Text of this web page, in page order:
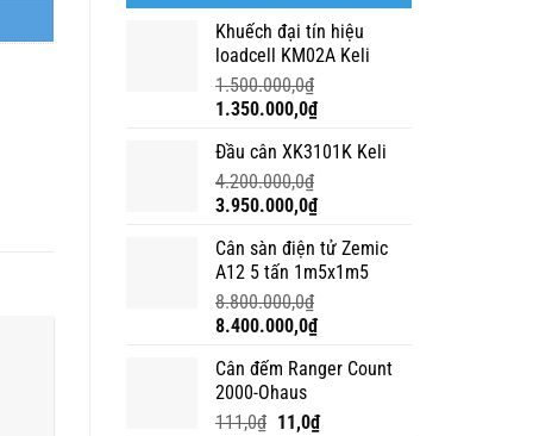
Khuếch đại tín hiệu
loadcell KM02A Keli
1.500.000,0₫
Giá
là:
1.500.000,0₫.
1.350.000,0₫Giá
tại
1.350.000,0₫.
Đầu cân XK3101K Keli
4.200.000,0₫
Giá
là:
4.200.000,0₫.
3.950.000,0₫Giá
tại
là:
Cân sàn điện tử Zemic
A12 5 tấn 1m5x1m5
8.800.000,0₫
Giá
là:
8.800.000,0₫.
8.400.000,0₫Giá
tại
8.400.000,0₫.
Cân đếm Ranger Count
2000-Ohaus
111,0₫ Giá
11,0₫Giá